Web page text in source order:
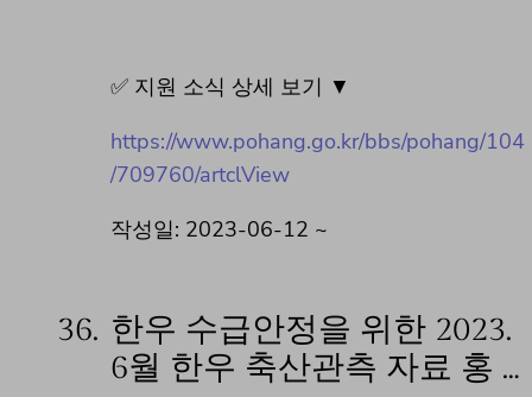
✅ 지원 소식 상세 보기 ▼
https://www.pohang.go.kr/bbs/pohang/104
/709760/artclView
작성일: 2023-06-12 ~
36. 한우 수급안정을 위한 2023.
6월 한우 축산관측 자료 홍 …